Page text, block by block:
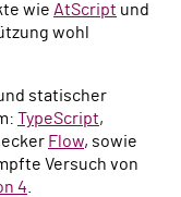
wie AtScript und
wohl
statischer
TypeScript,
Flow, sowie
Versuch von
4